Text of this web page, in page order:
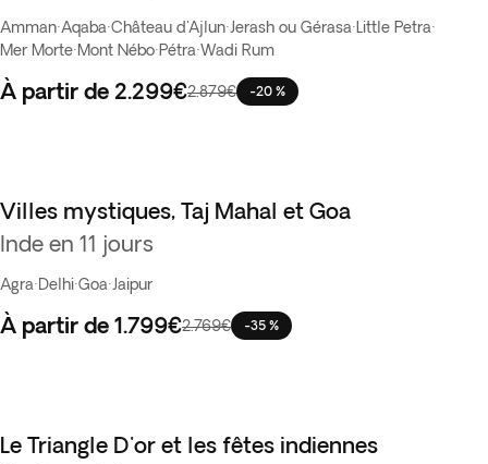
Amman·Aqaba·Château d'Ajlun·Jerash ou Gérasa· Little Petra·
Mer Morte·Mont Nébo·Pétra·Wadi Rum
À partir de 2.299€2.879€ -20 %
Villes mystiques, Taj Mahal et Goa
Inde en 11 jours
Agra·Delhi·Goa·Jaipur
À partir de 1.799€2.769€ -35 %
Le Triangle D'or et les fêtes indiennes